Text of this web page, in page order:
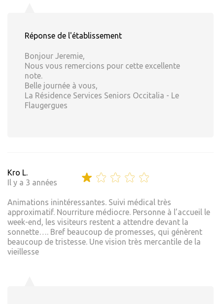
Réponse de l'établissement
Bonjour Jeremie,
Nous vous remercions pour cette excellente
note.
Belle journée à vous,
La Résidence Services Seniors Occitalia - Le
Flaugergues
Kro L.
Il y a 3 années
Animations inintéressantes. Suivi médical très
approximatif. Nourriture médiocre. Personne à l’accueil le
week-end, les visiteurs restent a attendre devant la
sonnette…. Bref beaucoup de promesses, qui génèrent
beaucoup de tristesse. Une vision très mercantile de la
vieillesse